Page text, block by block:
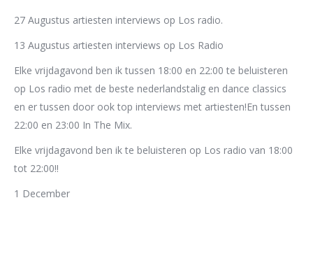
27 Augustus artiesten interviews op Los radio.
13 Augustus artiesten interviews op Los Radio
Elke vrijdagavond ben ik tussen 18:00 en 22:00 te beluisteren
op Los radio met de beste nederlandstalig en dance classics
en er tussen door ook top interviews met artiesten!En tussen
22:00 en 23:00 In The Mix.
Elke vrijdagavond ben ik te beluisteren op Los radio van 18:00
tot 22:00!!
1 December